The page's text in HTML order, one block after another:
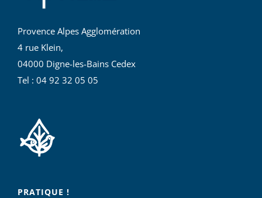
Provence Alpes Agglomération
4 rue Klein,
04000 Digne-les-Bains Cedex
Tel : 04 92 32 05 05
PRATIQUE !